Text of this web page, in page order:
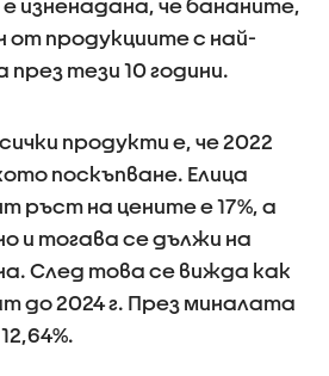
е изненадана, че бананите,
от продукциите с най-
тези 10 години.
продукти е, че 2022
поскъпване. Елица
ръст на цените е 17%, а
и тогава се дължи на
След това се вижда как
до 2024 г. През миналата